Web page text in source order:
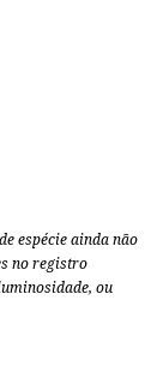
espécie ainda não
no registro
ou